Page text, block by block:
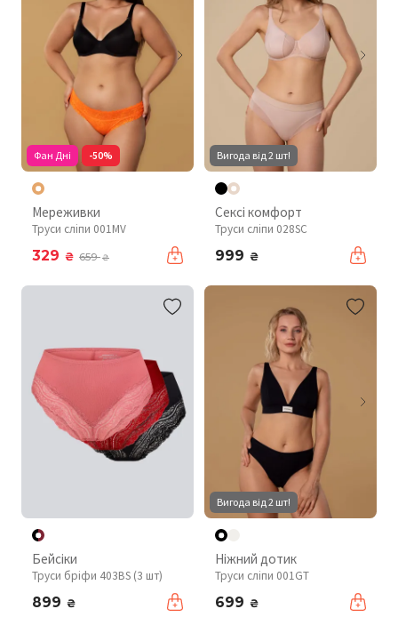
Фан Дні -50%
Мереживки
Труси сліпи 001MV
329 ₴ 659₴
Вигода від 2 шт!
Сексі комфорт
Труси сліпи 028SC
999 ₴
Бейсіки
Труси бріфи 403BS (3 шт)
899 ₴
Вигода від 2 шт!
Ніжний дотик
Труси сліпи 001GT
699 ₴